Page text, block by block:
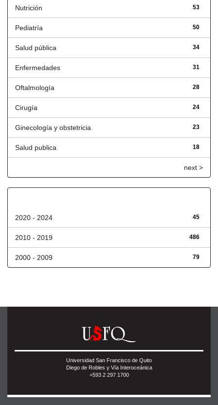
53
Nutrición
50
Pediatría
34
Salud pública
31
Enfermedades
28
Oftalmología
24
Cirugía
23
Ginecología y obstetricia
18
Salud publica
next >
45
2020 - 2024
486
2010 - 2019
79
2000 - 2009
Universidad San Francisco de Quito
Diego de Robles y Vía Interoceánica
+593 2 297 1700